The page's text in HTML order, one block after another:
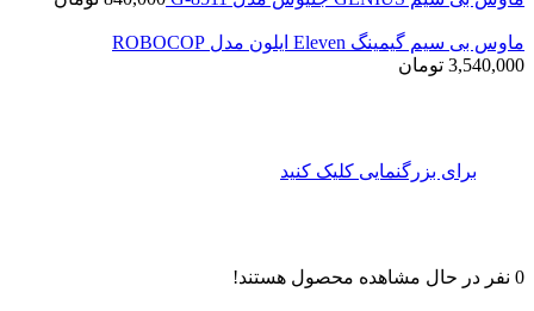
ماوس بی سیم گیمینگ Eleven ایلون مدل ROBOCOP
3,540,000 تومان
برای بزرگنمایی کلیک کنید
0 نفر در حال مشاهده محصول هستند!